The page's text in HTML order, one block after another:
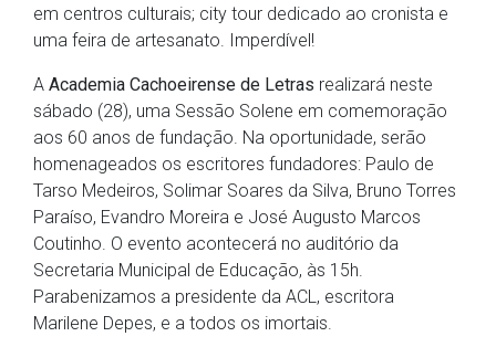
em centros culturais; city tour dedicado ao cronista e
uma feira de artesanato. Imperdível!
A Academia Cachoeirense de Letras realizará neste
sábado (28), uma Sessão Solene em comemoração
aos 60 anos de fundação. Na oportunidade, serão
homenageados os escritores fundadores: Paulo de
Tarso Medeiros, Solimar Soares da Silva, Bruno Torres
Paraíso, Evandro Moreira e José Augusto Marcos
Coutinho. O evento acontecerá no auditório da
Secretaria Municipal de Educação, às 15h.
Parabenizamos a presidente da ACL, escritora
Marilene Depes, e a todos os imortais.